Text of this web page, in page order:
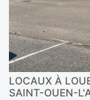
LOCAUX À
SAINT-OUEN-